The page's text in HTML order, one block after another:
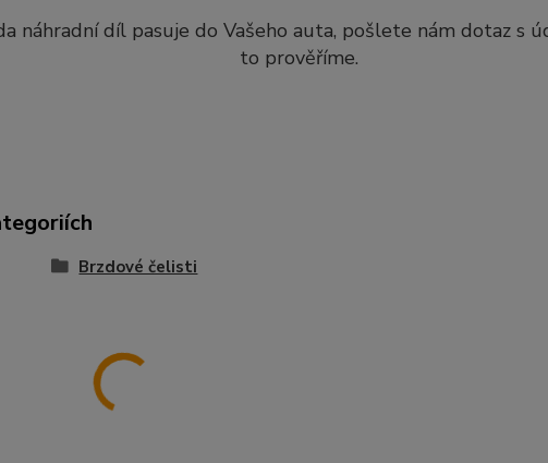
náhradní díl pasuje do Vašeho auta, pošlete nám dotaz s
to prověříme.
Brzdové čelisti